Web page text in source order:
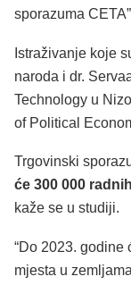
sporazuma
Istraživanje koje
naroda i dr.
Technology u
of Political
Trgovinski
će 300 000
kaže se u studiji.
“Do 2023. godine
mjesta u